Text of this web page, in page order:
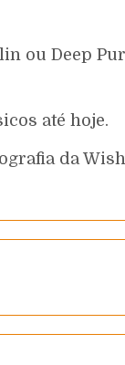
ou Deep
até hoje.
da